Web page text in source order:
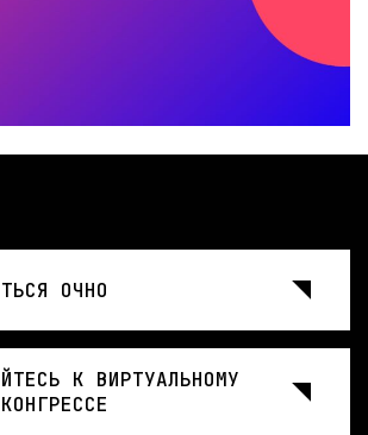
ОЧНО
К ВИРТУАЛЬНОМУ